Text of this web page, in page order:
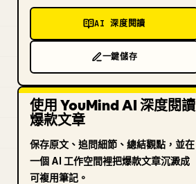
AI 深度閱讀
一鍵儲存
使用 YouMind AI 深度閱讀
爆款文章
保存原文、追問細節、總結觀點，並在
一個 AI 工作空間裡把爆款文章沉澱成
可複用筆記。